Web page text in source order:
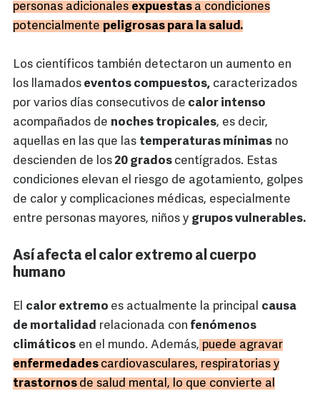
personas adicionales expuestas a condiciones
potencialmente peligrosas para la salud.
Los científicos también detectaron un aumento en
los llamados eventos compuestos, caracterizados
por varios días consecutivos de calor intenso
acompañados de noches tropicales, es decir,
aquellas en las que las temperaturas mínimas no
descienden de los 20 grados centígrados. Estas
condiciones elevan el riesgo de agotamiento, golpes
de calor y complicaciones médicas, especialmente
entre personas mayores, niños y grupos vulnerables.
Así afecta el calor extremo al cuerpo
humano
El calor extremo es actualmente la principal causa
de mortalidad relacionada con fenómenos
climáticos en el mundo. Además, puede agravar
enfermedades cardiovasculares, respiratorias y
trastornos de salud mental, lo que convierte al